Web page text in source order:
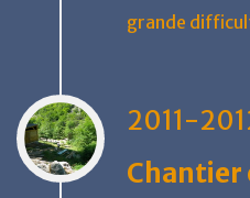
grande
2011-